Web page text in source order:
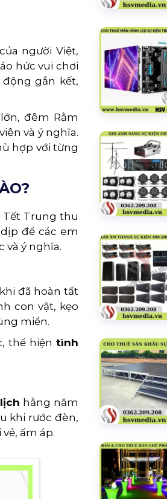
người Việt,
hức vui chơi
gắn kết,
đêm Rằm
và ý nghĩa.
hợp với từng
Trung thu
để các em
và ý nghĩa.
đã hoàn tất
con vật, kẹo
miền.
thể hiện tình
hằng năm
khi rước đèn,
ấm áp.